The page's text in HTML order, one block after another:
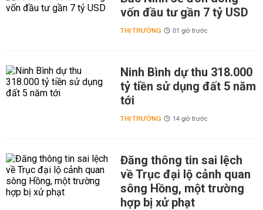
vốn đầu tư gần 7 tỷ USD
THỊ TRƯỜNG 01 giờ trước
Ninh Bình dự thu 318.000
tỷ tiền sử dụng đất 5 năm
tới
THỊ TRƯỜNG 14 giờ trước
Đăng thông tin sai lệch
về Trục đại lộ cảnh quan
sông Hồng, một trường
hợp bị xử phạt